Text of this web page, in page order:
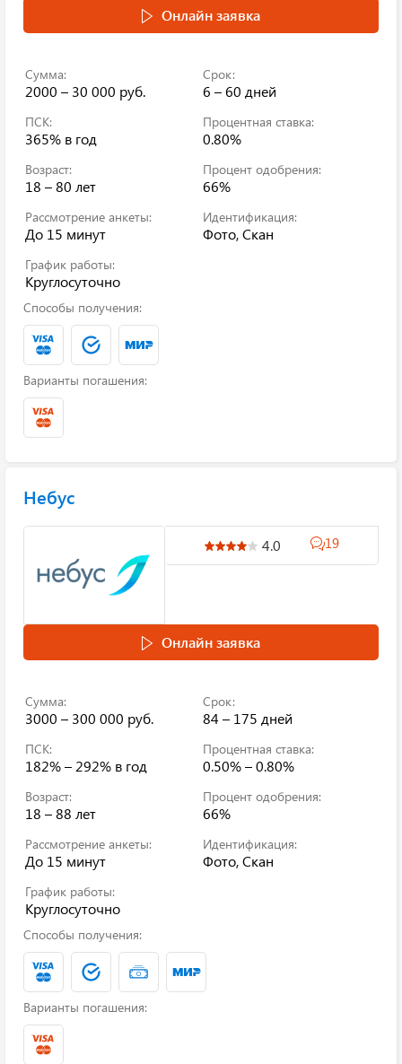
Онлайн заявка
Сумма:
2000 – 30 000 руб.
Срок:
6 – 60 дней
ПСК:
365% в год
Процентная ставка:
0.80%
Возраст:
18 – 80 лет
Процент одобрения:
66%
Рассмотрение анкеты:
До 15 минут
Идентификация:
Фото, Скан
График работы:
Круглосуточно
Способы получения:
Варианты погашения:
Небус
4.0 19
Онлайн заявка
Сумма:
3000 – 300 000 руб.
Срок:
84 – 175 дней
ПСК:
182% – 292% в год
Процентная ставка:
0.50% – 0.80%
Возраст:
18 – 88 лет
Процент одобрения:
66%
Рассмотрение анкеты:
До 15 минут
Идентификация:
Фото, Скан
График работы:
Круглосуточно
Способы получения:
Варианты погашения: